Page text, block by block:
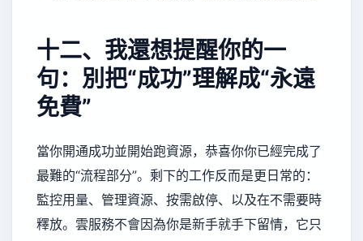
十二、我還想提醒你的一
句：別把“成功”理解成“永遠
免費”
當你開通成功並開始跑資源，恭喜你你已經完成了
最難的“流程部分”。剩下的工作反而是更日常的：
監控用量、管理資源、按需啟停、以及在不需要時
釋放。雲服務不會因為你是新手就手下留情，它只